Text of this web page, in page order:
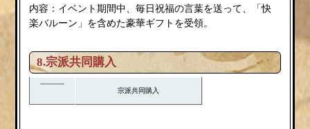
内容：イベント期間中、毎日祝福の言葉を送って、「快
楽バルーン」を含めた豪華ギフトを受領。
8.宗派共同購入
宗派共同購入